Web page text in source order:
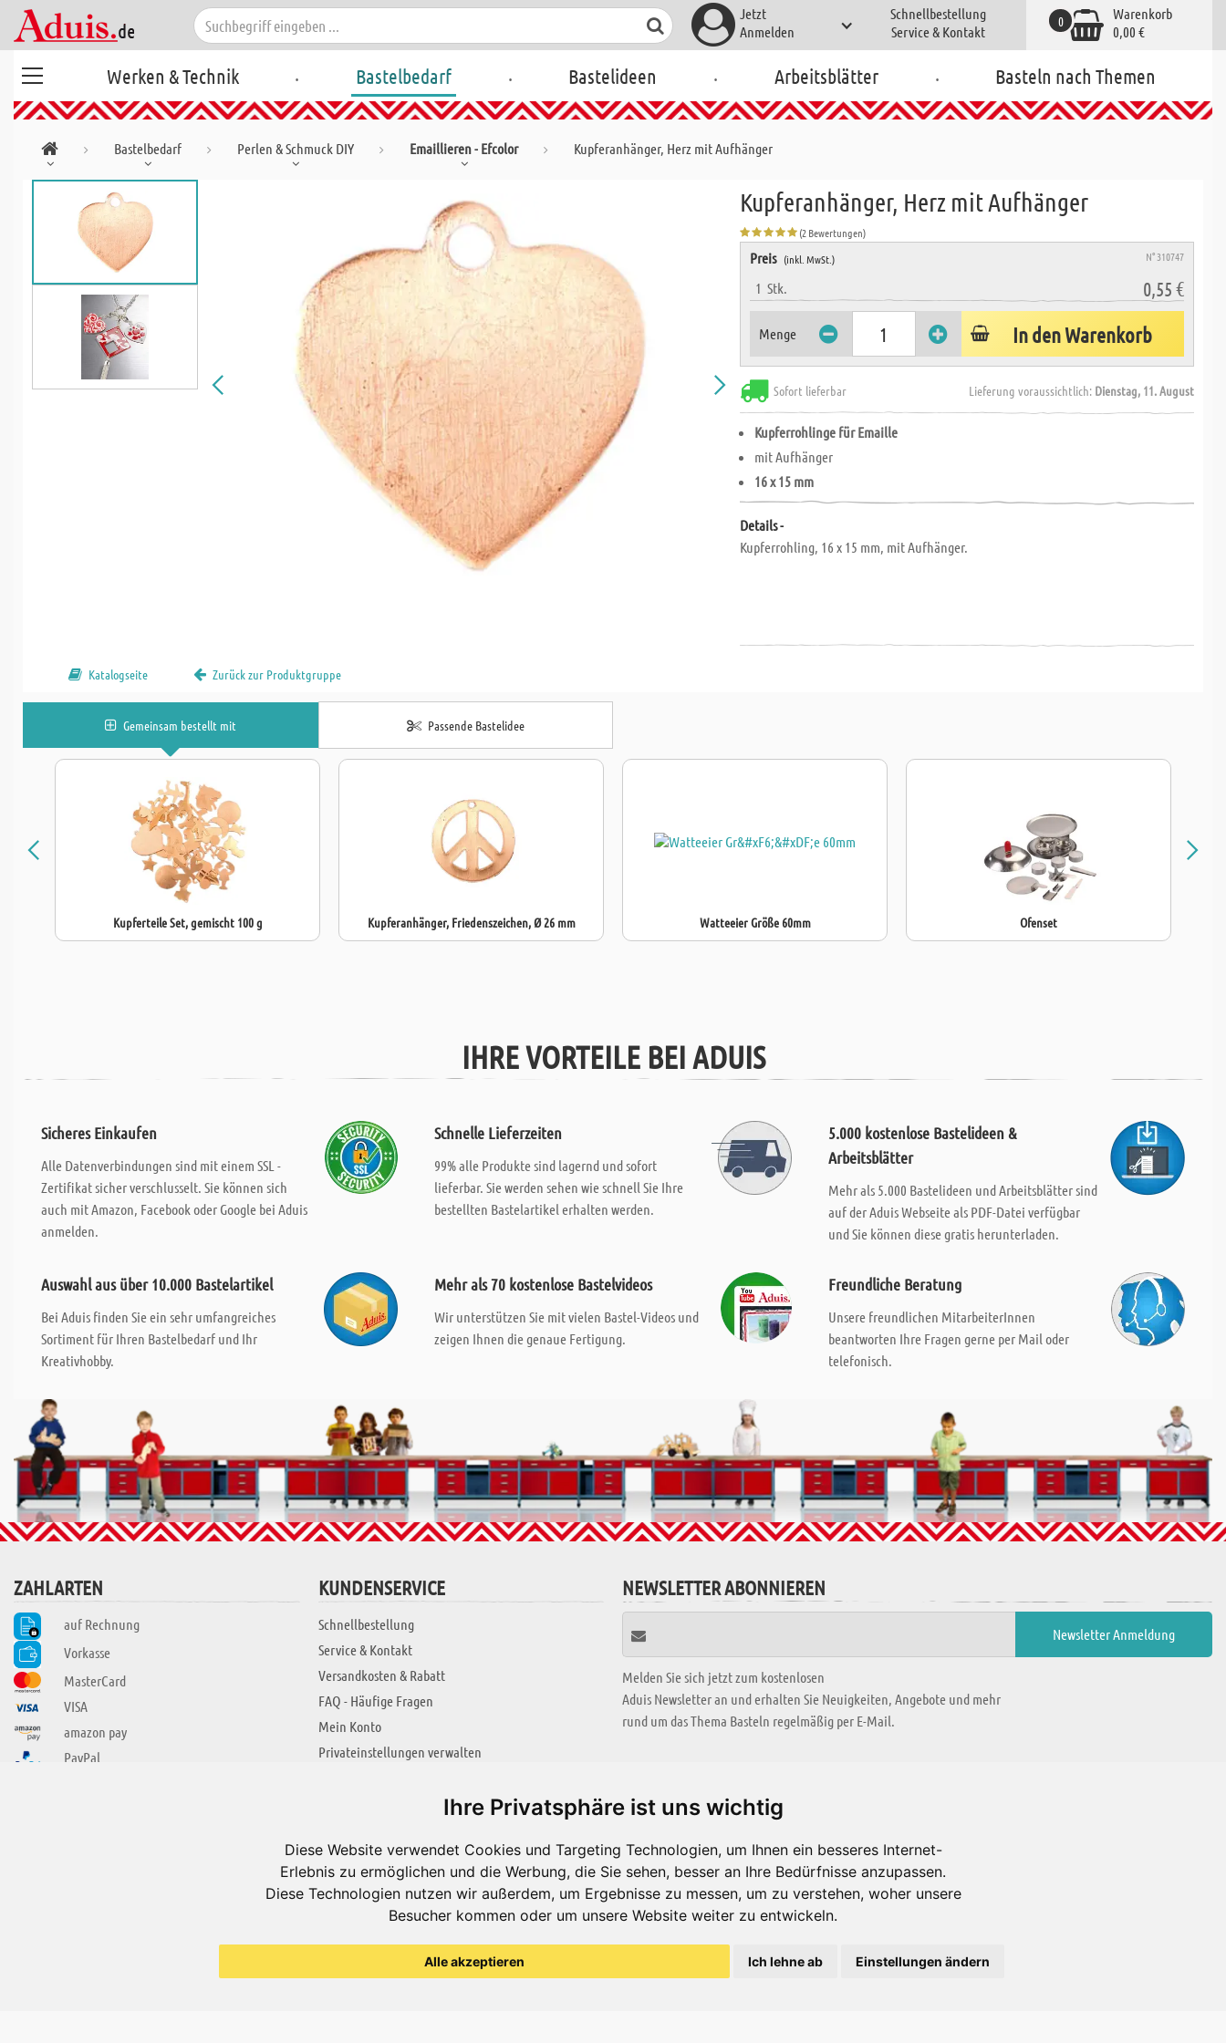
Ihre Privatsphäre ist uns wichtig
Diese Website verwendet Cookies und Targeting Technologien, um Ihnen ein besseres Internet-
Erlebnis zu ermöglichen und die Werbung, die Sie sehen, besser an Ihre Bedürfnisse anzupassen.
Diese Technologien nutzen wir außerdem, um Ergebnisse zu messen, um zu verstehen, woher unsere
Besucher kommen oder um unsere Website weiter zu entwickeln.
Alle akzeptieren Ich lehne ab Einstellungen ändern
Jetzt
Anmelden
Schnellbestellung
Service & Kontakt
Warenkorb
0,00 €
0
Werken & Technik . Bastelbedarf . Bastelideen . Arbeitsblätter . Basteln nach Themen
Bastelbedarf Perlen & Schmuck DIY Emaillieren - Efcolor Kupferanhänger, Herz mit Aufhänger
Kupferanhänger, Herz mit Aufhänger
(2 Bewertungen)
Preis (inkl. MwSt.) N° 310747
1Stk. 0,55 €
Menge In den Warenkorb
Sofort lieferbar Lieferung voraussichtlich: Dienstag, 11. August
Kupferrohlinge für Emaille
mit Aufhänger
16 x 15 mm
Details -
Kupferrohling, 16 x 15 mm, mit Aufhänger.
Katalogseite Zurück zur Produktgruppe
Gemeinsam bestellt mit Passende Bastelidee
Kupferteile Set, gemischt 100 g Kupferanhänger, Friedenszeichen, Ø 26 mm Watteeier Größe 60mm Ofenset
IHRE VORTEILE BEI ADUIS
Sicheres Einkaufen
Alle Datenverbindungen sind mit einem SSL -
Zertifikat sicher verschlusselt. Sie können sich
auch mit Amazon, Facebook oder Google bei Aduis
anmelden.
Schnelle Lieferzeiten
99% alle Produkte sind lagernd und sofort
lieferbar. Sie werden sehen wie schnell Sie Ihre
bestellten Bastelartikel erhalten werden.
5.000 kostenlose Bastelideen &
Arbeitsblätter
Mehr als 5.000 Bastelideen und Arbeitsblätter sind
auf der Aduis Webseite als PDF-Datei verfügbar
und Sie können diese gratis herunterladen.
Auswahl aus über 10.000 Bastelartikel
Bei Aduis finden Sie ein sehr umfangreiches
Sortiment für Ihren Bastelbedarf und Ihr
Kreativhobby.
Mehr als 70 kostenlose Bastelvideos
Wir unterstützen Sie mit vielen Bastel-Videos und
zeigen Ihnen die genaue Fertigung.
Freundliche Beratung
Unsere freundlichen MitarbeiterInnen
beantworten Ihre Fragen gerne per Mail oder
telefonisch.
ZAHLARTEN
auf Rechnung
Vorkasse
MasterCard
VISA
amazon pay
PayPal
KUNDENSERVICE
Schnellbestellung
Service & Kontakt
Versandkosten & Rabatt
FAQ - Häufige Fragen
Mein Konto
Privateinstellungen verwalten
NEWSLETTER ABONNIEREN
Melden Sie sich jetzt zum kostenlosen
Aduis Newsletter an und erhalten Sie Neuigkeiten, Angebote und mehr
rund um das Thema Basteln regelmäßig per E-Mail.
Jobs
Impressum
Datenschutzerklärung
KREATIV ZONE
Alle Videos
Bastelideen
Arbeitsblätter
Es gibt uns auch in